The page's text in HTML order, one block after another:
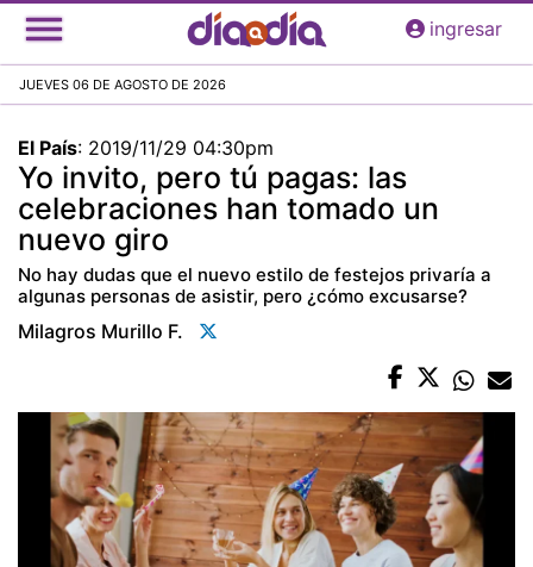
Pasar
al
principal
ingresar
JUEVES 06 DE AGOSTO DE 2026
El País: 2019/11/29 04:30pm
Yo invito, pero tú pagas: las
celebraciones han tomado un
nuevo giro
No hay dudas que el nuevo estilo de festejos privaría a
algunas personas de asistir, pero ¿cómo excusarse?
Milagros Murillo F.